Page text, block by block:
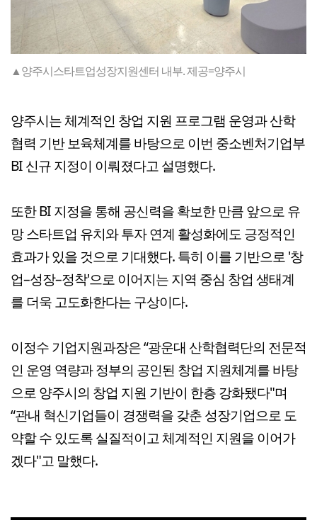
▲양주시스타트업성장지원센터 내부. 제공=양주시
양주시는 체계적인 창업 지원 프로그램 운영과 산학
협력 기반 보육체계를 바탕으로 이번 중소벤처기업부
BI 신규 지정이 이뤄졌다고 설명했다.
또한 BI 지정을 통해 공신력을 확보한 만큼 앞으로 유
망 스타트업 유치와 투자 연계 활성화에도 긍정적인
효과가 있을 것으로 기대했다. 특히 이를 기반으로 '창
업–성장–정착'으로 이어지는 지역 중심 창업 생태계
를 더욱 고도화한다는 구상이다.
이정수 기업지원과장은 “광운대 산학협력단의 전문적
인 운영 역량과 정부의 공인된 창업 지원체계를 바탕
으로 양주시의 창업 지원 기반이 한층 강화됐다"며
“관내 혁신기업들이 경쟁력을 갖춘 성장기업으로 도
약할 수 있도록 실질적이고 체계적인 지원을 이어가
겠다"고 말했다.